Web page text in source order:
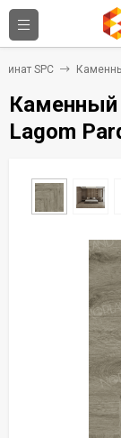
SPC
Каменный
Lagom